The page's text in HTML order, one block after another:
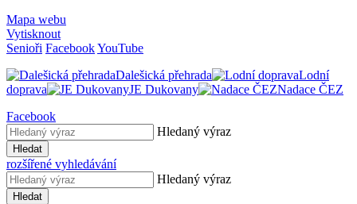
Mapa webu
Vytisknout
Senioři FacebookYouTube
Dalešická přehrada
Lodní
doprava
JE Dukovany
Nadace ČEZ
Facebook
Hledaný výraz
Hledat
rozšířené vyhledávání
Hledaný výraz
Hledat